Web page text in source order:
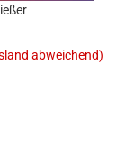
abweichend)